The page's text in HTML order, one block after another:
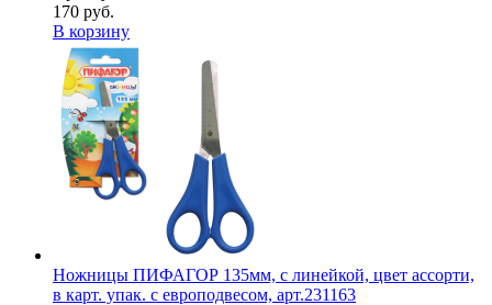
170 руб.
В корзину
Ножницы ПИФАГОР 135мм, с линейкой, цвет ассорти,
в карт. упак. с европодвесом, арт.231163